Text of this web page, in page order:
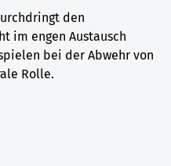
den
im engen Austausch
bei der Abwehr von
Rolle.